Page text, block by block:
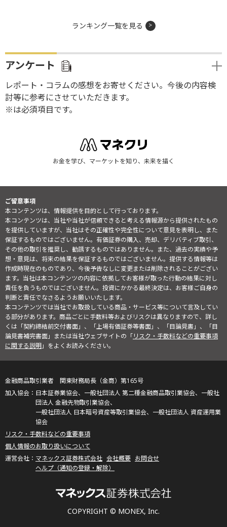
ランキング一覧を見る
アンケート
レポート・コラムの感想をお寄せください。今後の内容検
討等に参考にさせていただきます。
※は必須項目です。
お金を学び、マーケットを知り、未来を描く
ご留意事項
本コンテンツは、情報提供を目的として行っております。
本コンテンツは、当社や当社が信頼できると考える情報源から提供されたもの
を提供していますが、当社はその正確性や完全性について意見を表明し、また
保証するものではございません。有価証券の購入、売却、デリバティブ取引、
その他の取引を推奨し、勧誘するものではありません。また、過去の実績や予
想・意見は、将来の結果を保証するものではございません。提供する情報等は
作成時現在のものであり、今後予告なしに変更または削除されることがござい
ます。当社は本コンテンツの内容に依拠してお客様が取った行動の結果に対し
責任を負うものではございません。投資にかかる最終決定は、お客様ご自身の
判断と責任でなさるようお願いいたします。
本コンテンツでは当社でお取扱している商品・サービス等について言及してい
る部分があります。商品ごとに手数料等およびリスクは異なりますので、詳し
くは「契約締結前交付書面」、「上場有価証券等書面」、「目論見書」、「目
論見書補完書面」または当社ウェブサイトの「リスク・手数料などの重要事項
に関する説明」をよくお読みください。
COPYRIGHT © MONEX, Inc.
金融商品取引業者 関東財務局長（金商）第165号
日本証券業協会、一般社団法人 第二種金融商品取引業協会、一般社
団法人 金融先物取引業協会、
一般社団法人 日本暗号資産等取引業協会、一般社団法人 資産運用業
協会
リスク・手数料などの重要事項
個人情報のお取り扱いについて
マネックス証券株式会社 会社概要 お問合せ
ヘルプ（通知の登録・解除）